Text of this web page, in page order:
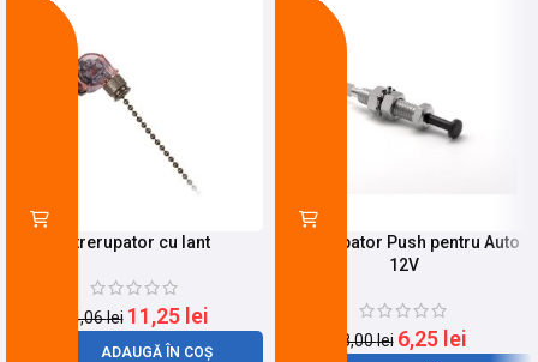
Intrerupator cu lant
14,06lei 11,25 lei
ADAUGĂ ÎN COȘ
Intrerupator Push pentru Auto
12V
8,00lei 6,25 lei